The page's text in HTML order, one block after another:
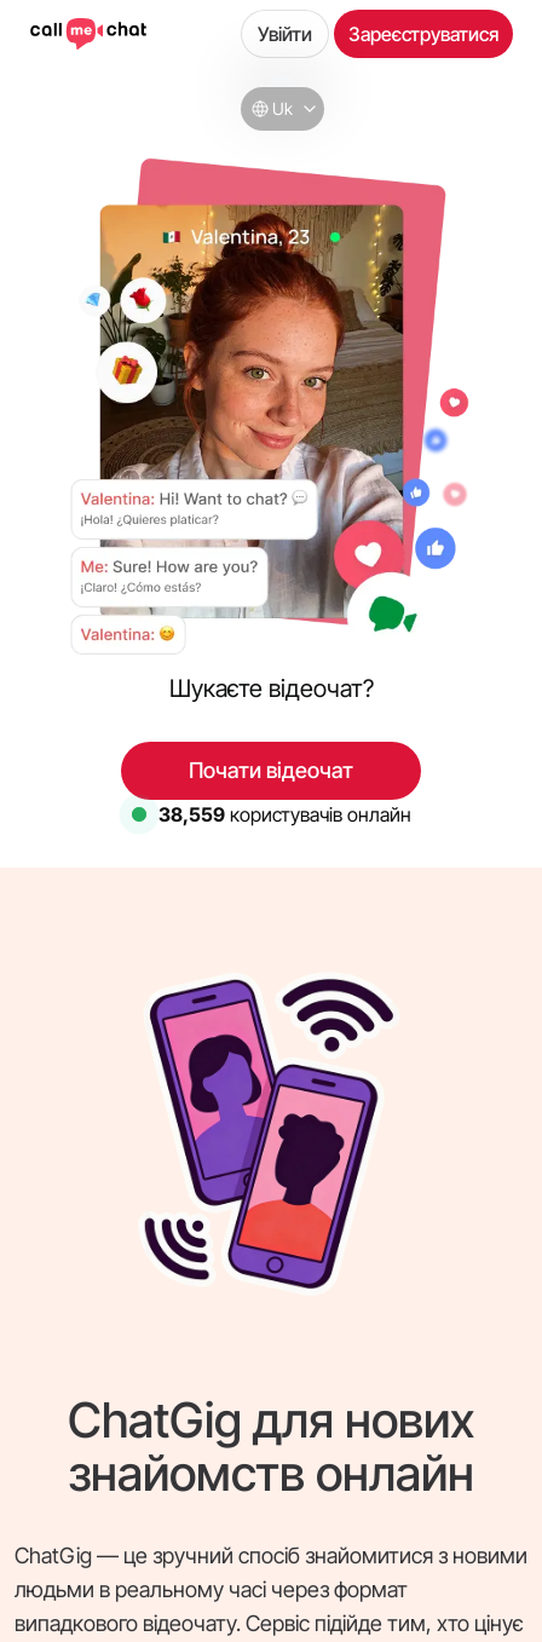
Uk
Увійти Зареєструватися
Шукаєте відеочат?
Почати відеочат
38,559користувачів онлайн
ChatGig для нових
знайомств онлайн
ChatGig — це зручний спосіб знайомитися з новими
людьми в реальному часі через формат
випадкового відеочату. Сервіс підійде тим, хто цінує